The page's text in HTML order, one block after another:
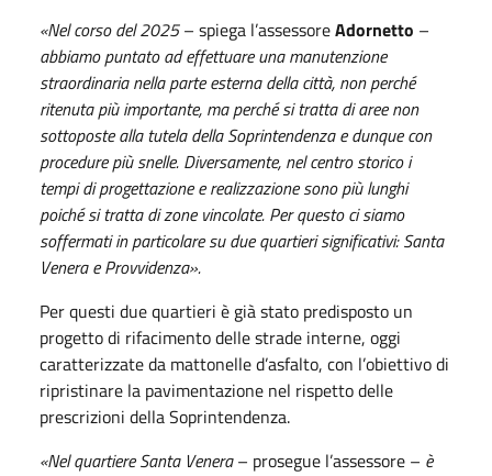
«Nel corso del 2025– spiega l’assessoreAdornetto –
abbiamo puntato ad effettuare una manutenzione
straordinaria nella parte esterna della città, non perché
ritenuta più importante, ma perché si tratta di aree non
sottoposte alla tutela della Soprintendenza e dunque con
procedure più snelle. Diversamente, nel centro storico i
tempi di progettazione e realizzazione sono più lunghi
poiché si tratta di zone vincolate. Per questo ci siamo
soffermati in particolare su due quartieri significativi: Santa
Venera e Provvidenza».
Per questi due quartieri è già stato predisposto un
progetto di rifacimento delle strade interne, oggi
caratterizzate da mattonelle d’asfalto, con l’obiettivo di
ripristinare la pavimentazione nel rispetto delle
prescrizioni della Soprintendenza.
«Nel quartiere Santa Venera– prosegue l’assessore – è